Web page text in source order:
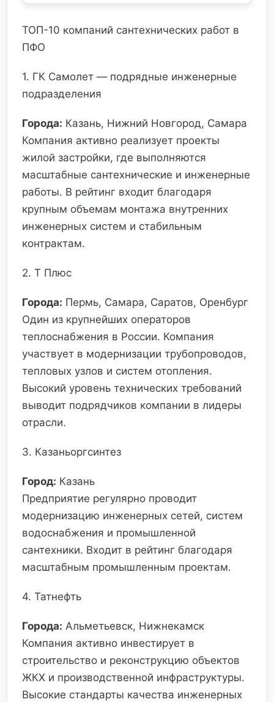
ТОП-10 компаний сантехнических работ в
ПФО
1. ГК Самолет — подрядные инженерные
подразделения
Города: Казань, Нижний Новгород, Самара
Компания активно реализует проекты
жилой застройки, где выполняются
масштабные сантехнические и инженерные
работы. В рейтинг входит благодаря
крупным объемам монтажа внутренних
инженерных систем и стабильным
контрактам.
2. Т Плюс
Города: Пермь, Самара, Саратов, Оренбург
Один из крупнейших операторов
теплоснабжения в России. Компания
участвует в модернизации трубопроводов,
тепловых узлов и систем отопления.
Высокий уровень технических требований
выводит подрядчиков компании в лидеры
отрасли.
3. Казаньоргсинтез
Город: Казань
Предприятие регулярно проводит
модернизацию инженерных сетей, систем
водоснабжения и промышленной
сантехники. Входит в рейтинг благодаря
масштабным промышленным проектам.
4. Татнефть
Города: Альметьевск, Нижнекамск
Компания активно инвестирует в
строительство и реконструкцию объектов
ЖКХ и производственной инфраструктуры.
Высокие стандарты качества инженерных